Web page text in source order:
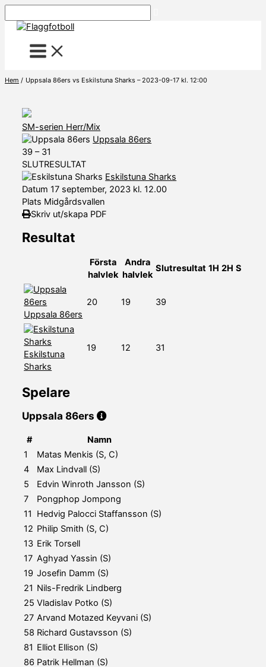
till
Hem Uppsala 86ers vs Eskilstuna Sharks – 2023-09-17 kl. 12:00
SM-serien Herr/Mix
Uppsala 86ers
39 – 31
SLUTRESULTAT
Eskilstuna Sharks
Datum 17 september, 2023 kl. 12.00
Plats Midgårdsvallen
Skriv ut/skapa PDF
Resultat
Första
halvlek
Andra
halvlek
Slutresultat 1H 2H S
Uppsala 86ers
20 19 39
Eskilstuna
Sharks
19 12 31
Spelare
Uppsala 86ers
#
Namn
1
Matas Menkis (S, C)
4
Max Lindvall (S)
5
Edvin Winroth Jansson (S)
7
Pongphop Jompong
11
Hedvig Palocci Staffansson (S)
12 Philip Smith (S, C)
13 Erik Torsell
17 Aghyad Yassin (S)
19 Josefin Damm (S)
21 Nils-Fredrik Lindberg
25 Vladislav Potko (S)
27 Arvand Motazed Keyvani (S)
58 Richard Gustavsson (S)
81 Elliot Ellison (S)
86 Patrik Hellman (S)